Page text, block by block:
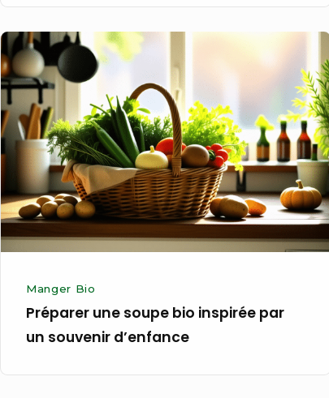
Préparer
une
soupe
bio
inspirée
un
souvenir
d’enfance
Manger Bio
Préparer une soupe bio inspirée par
un souvenir d’enfance